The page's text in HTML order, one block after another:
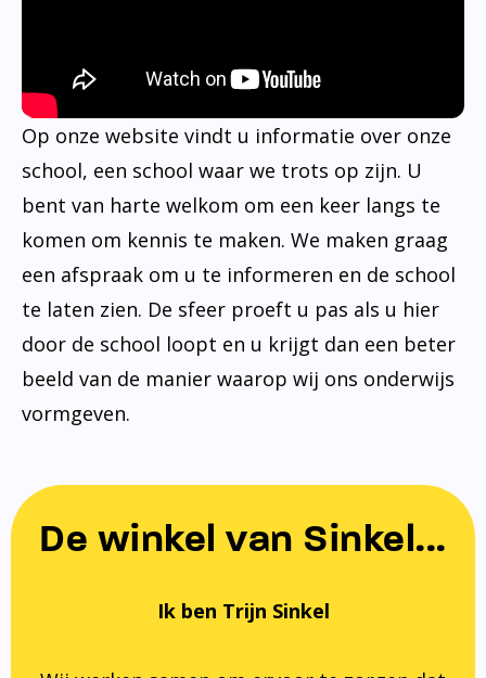
Op onze website vindt u informatie over onze
school, een school waar we trots op zijn. U
bent van harte welkom om een keer langs te
komen om kennis te maken. We maken graag
een afspraak om u te informeren en de school
te laten zien. De sfeer proeft u pas als u hier
door de school loopt en u krijgt dan een beter
beeld van de manier waarop wij ons onderwijs
vormgeven.
De winkel van Sinkel...
Ik ben Trijn Sinkel